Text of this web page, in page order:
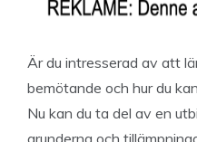
Är du intresserad av att
bemötande och hur du
Nu kan du ta del av en
grunderna och